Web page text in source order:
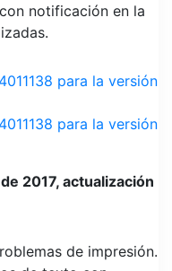
notificación en la
para la versión
para la versión
2017, actualización
de impresión.